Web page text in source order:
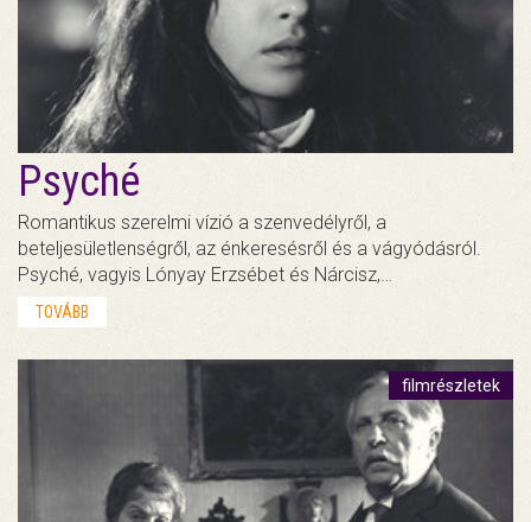
Psyché
Romantikus szerelmi vízió a szenvedélyről, a
beteljesületlenségről, az énkeresésről és a vágyódásról.
Psyché, vagyis Lónyay Erzsébet és Nárcisz,…
TOVÁBB
filmrészletek